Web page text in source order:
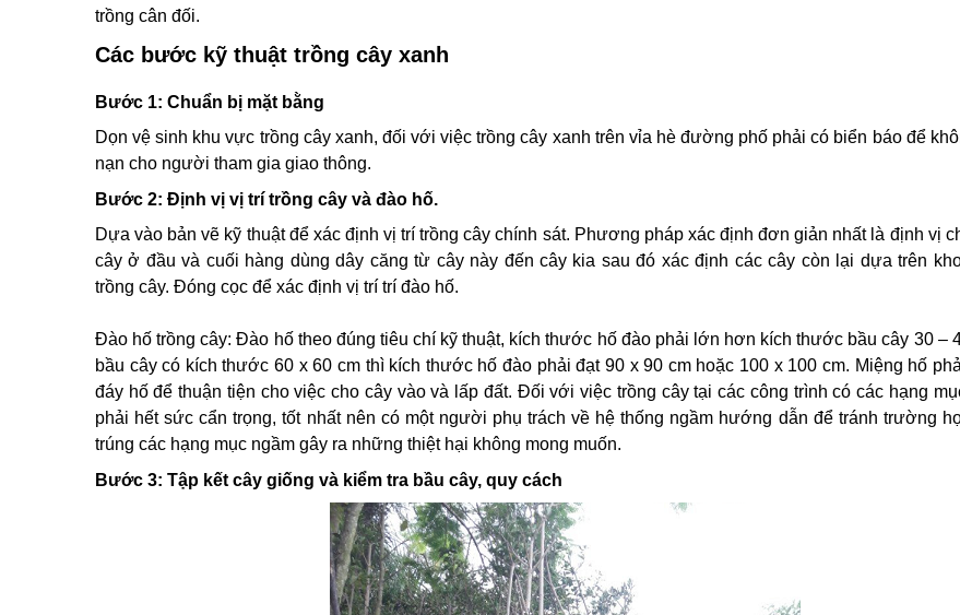
trồng cân đối.
Các bước kỹ thuật trồng cây xanh
Bước 1: Chuẩn bị mặt bằng
Dọn vệ sinh khu vực trồng cây xanh, đối với việc trồng cây xanh trên vỉa hè đường phố phải có biển báo để
nạn cho người tham gia giao thông.
Bước 2: Định vị vị trí trồng cây và đào hố.
Dựa vào bản vẽ kỹ thuật để xác định vị trí trồng cây chính sát. Phương pháp xác định đơn giản nhất là định vị
cây ở đầu và cuối hàng dùng dây căng từ cây này đến cây kia sau đó xác định các cây còn lại dựa trên
trồng cây. Đóng cọc để xác định vị trí trí đào hố.
Đào hố trồng cây: Đào hố theo đúng tiêu chí kỹ thuật, kích thước hố đào phải lớn hơn kích thước bầu cây 30 –
bầu cây có kích thước 60 x 60 cm thì kích thước hố đào phải đạt 90 x 90 cm hoặc 100 x 100 cm. Miệng hố
đáy hố để thuận tiện cho việc cho cây vào và lấp đất. Đối với việc trồng cây tại các công trình có các hạng
phải hết sức cẩn trọng, tốt nhất nên có một người phụ trách về hệ thống ngầm hướng dẫn để tránh trường
trúng các hạng mục ngầm gây ra những thiệt hại không mong muốn.
Bước 3: Tập kết cây giống và kiểm tra bầu cây, quy cách